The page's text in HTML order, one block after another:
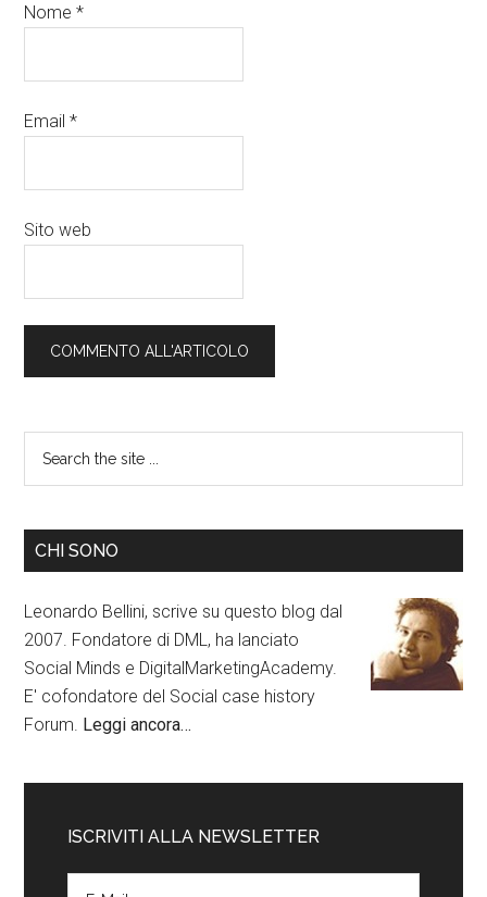
Nome*
Email*
Sito web
CHI SONO
Leonardo Bellini, scrive su questo blog dal
2007. Fondatore di DML, ha lanciato
Social Minds e DigitalMarketingAcademy.
E' cofondatore del Social case history
Forum. Leggi ancora…
ISCRIVITI ALLA NEWSLETTER